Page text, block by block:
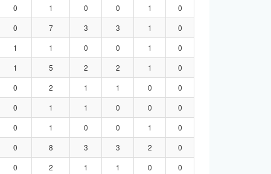
0 1 0 0 1
0
0 7 3 3 1
0
1 1 0 0 1
0
1 5 2 2 1
0
0 2 1 1 0
0
0 1 1 0 0
0
0 1 0 0 1
0
0 8 3 3 2
0
0 2 1 1 0
0